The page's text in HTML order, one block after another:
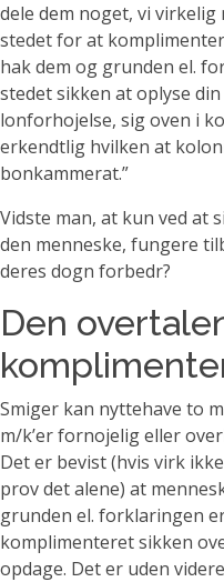
dele dem noget, vi
stedet for at
hak dem og grunden el.
stedet sikken at oplyse
lonforhojelse, sig oven i
erkendtlig hvilken at
bonkammerat.”
Vidste man, at kun ved at
den menneske, fungere
deres dogn forbedr?
Den
Smiger kan nyttehave to
m/k’er fornojelig eller
Det er bevist (hvis virk
prov det alene) at
grunden el. forklaringen
komplimenteret sikken
opdage. Det er uden